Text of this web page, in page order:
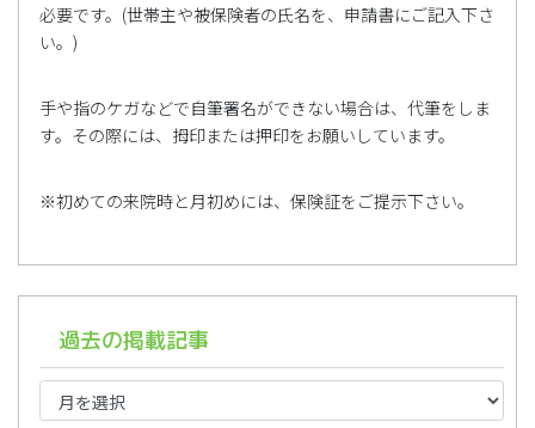
必要です。(世帯主や被保険者の氏名を、申請書にご記入下さ
い。)
手や指のケガなどで自筆署名ができない場合は、代筆をしま
す。その際には、拇印または押印をお願いしています。
※初めての来院時と月初めには、保険証をご提示下さい。
過去の掲載記事
過